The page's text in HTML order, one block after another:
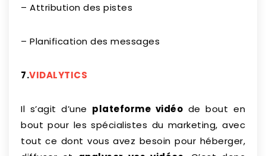
– Attribution des pistes
– Planification des messages
7.VIDALYTICS
Il s’agit d’une plateforme vidéo de bout en
bout pour les spécialistes du marketing, avec
tout ce dont vous avez besoin pour héberger,